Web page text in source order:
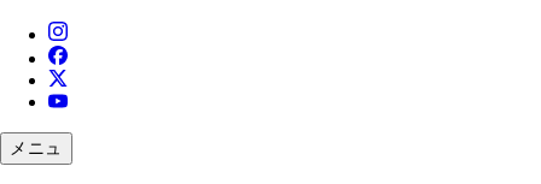
メニュ